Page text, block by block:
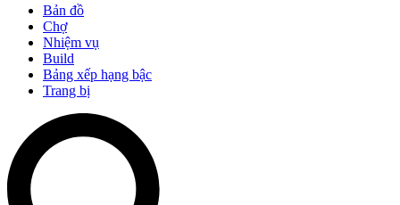
Bản đồ
Chợ
Nhiệm vụ
Build
Bảng xếp hạng bậc
Trang bị